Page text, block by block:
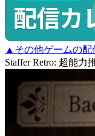
▲その他ゲームの配
Staffer Retro: 超能力